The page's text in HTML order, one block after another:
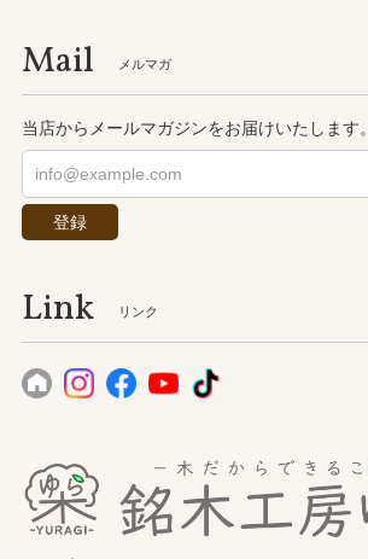
Mail メルマガ
当店からメールマガジンをお届けいたします。
登録
Link リンク